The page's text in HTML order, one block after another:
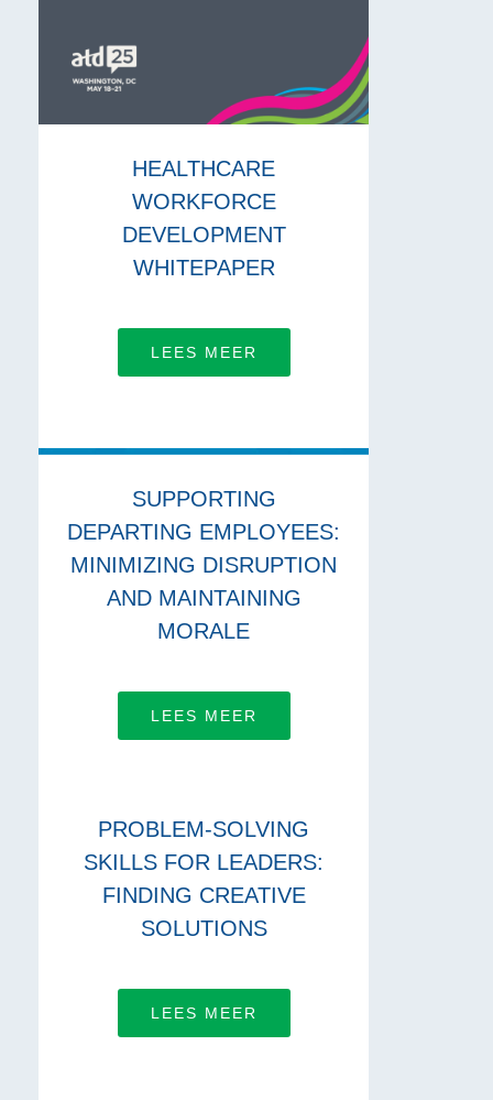
HEALTHCARE
WORKFORCE
DEVELOPMENT
WHITEPAPER
LEES MEER
SUPPORTING
DEPARTING EMPLOYEES:
MINIMIZING DISRUPTION
AND MAINTAINING
MORALE
LEES MEER
PROBLEM-SOLVING
SKILLS FOR LEADERS:
FINDING CREATIVE
SOLUTIONS
LEES MEER